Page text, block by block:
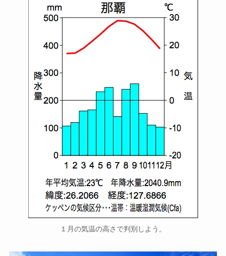
１月の気温の高さで判別しよう。